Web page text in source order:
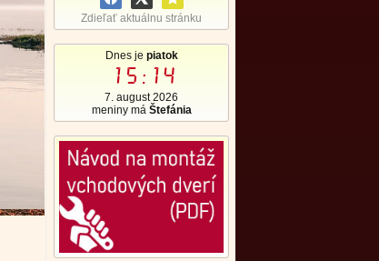
Zdieľať aktuálnu stránku
Dnes je piatok
15:14
7. august 2026
meniny má Štefánia